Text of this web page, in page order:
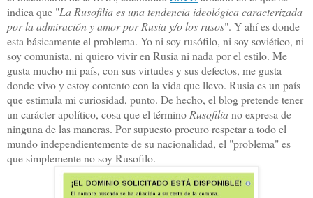
indica que "La Rusofilia es una tendencia ideológica caracterizada
por la admiración y amor por Rusia y/o los rusos". Y ahí es donde
esta básicamente el problema. Yo ni soy rusófilo, ni soy soviético, ni
soy comunista, ni quiero vivir en Rusia ni nada por el estilo. Me
gusta mucho mi país, con sus virtudes y sus defectos, me gusta
donde vivo y estoy contento con la vida que llevo. Rusia es un país
que estimula mi curiosidad, punto. De hecho, el blog pretende tener
un carácter apolítico, cosa que el términoRusofiliano expresa de
ninguna de las maneras. Por supuesto procuro respetar a todo el
mundo independientemente de su nacionalidad, el "problema" es
que simplemente no soy Rusofilo.